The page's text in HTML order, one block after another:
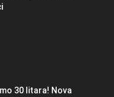
30 litara! Nova